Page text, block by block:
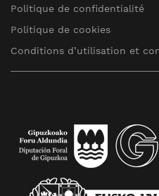
Politique de confidentialité
Politique de cookies
Conditions d’utilisation et